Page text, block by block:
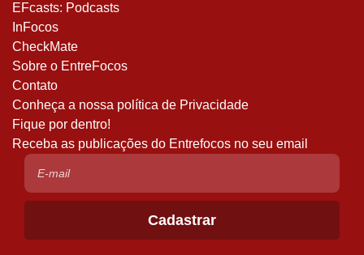
EFcasts: Podcasts
InFocos
CheckMate
Sobre o EntreFocos
Contato
Conheça a nossa política de Privacidade
Fique por dentro!
Receba as publicações do Entrefocos no seu email